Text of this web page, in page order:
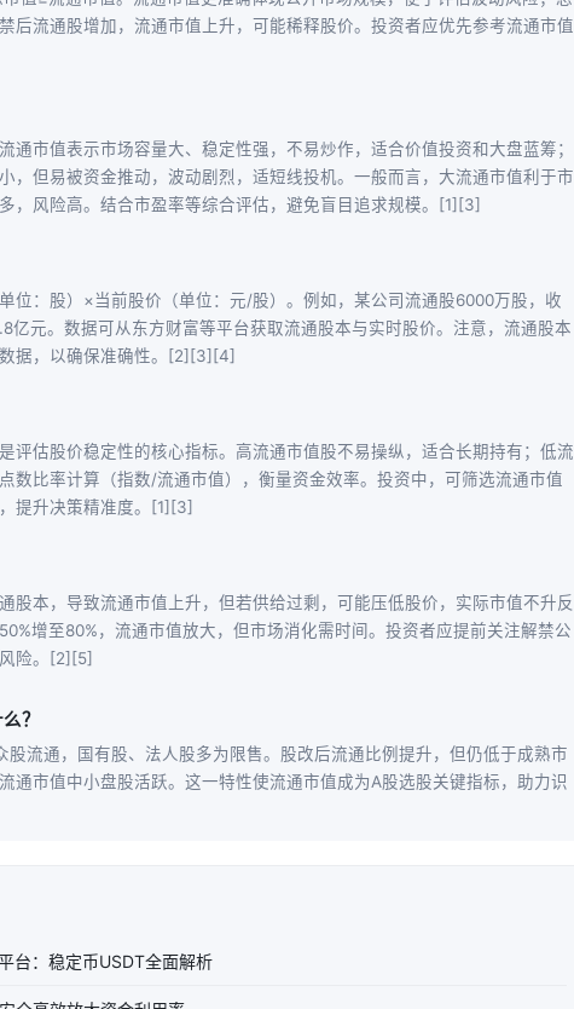
后流通股增加，流通市值上升，可能稀释股价。投资者应优先参考流通市值
通市值表示市场容量大、稳定性强，不易炒作，适合价值投资和大盘蓝筹；
，但易被资金推动，波动剧烈，适短线投机。一般而言，大流通市值利于市
，风险高。结合市盈率等综合评估，避免盲目追求规模。[1][3]
位：股）×当前股价（单位：元/股）。例如，某公司流通股6000万股，收
元。数据可从东方财富等平台获取流通股本与实时股价。注意，流通股本
据，以确保准确性。[2][3][4]
评估股价稳定性的核心指标。高流通市值股不易操纵，适合长期持有；低流
数比率计算（指数/流通市值），衡量资金效率。投资中，可筛选流通市值
提升决策精准度。[1][3]
股本，导致流通市值上升，但若供给过剩，可能压低股价，实际市值不升反
增至80%，流通市值放大，但市场消化需时间。投资者应提前关注解禁公
险。[2][5]
？
股流通，国有股、法人股多为限售。股改后流通比例提升，但仍低于成熟市
通市值中小盘股活跃。这一特性使流通市值成为A股选股关键指标，助力识
台：稳定币USDT全面解析